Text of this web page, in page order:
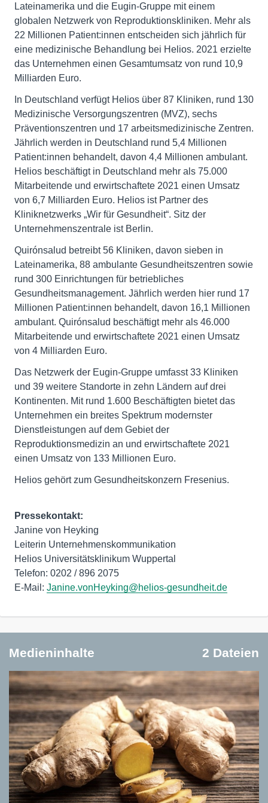
Lateinamerika und die Eugin-Gruppe mit einem
globalen Netzwerk von Reproduktionskliniken. Mehr als
22 Millionen Patient:innen entscheiden sich jährlich für
eine medizinische Behandlung bei Helios. 2021 erzielte
das Unternehmen einen Gesamtumsatz von rund 10,9
Milliarden Euro.
In Deutschland verfügt Helios über 87 Kliniken, rund 130
Medizinische Versorgungszentren (MVZ), sechs
Präventionszentren und 17 arbeitsmedizinische Zentren.
Jährlich werden in Deutschland rund 5,4 Millionen
Patient:innen behandelt, davon 4,4 Millionen ambulant.
Helios beschäftigt in Deutschland mehr als 75.000
Mitarbeitende und erwirtschaftete 2021 einen Umsatz
von 6,7 Milliarden Euro. Helios ist Partner des
Kliniknetzwerks „Wir für Gesundheit“. Sitz der
Unternehmenszentrale ist Berlin.
Quirónsalud betreibt 56 Kliniken, davon sieben in
Lateinamerika, 88 ambulante Gesundheitszentren sowie
rund 300 Einrichtungen für betriebliches
Gesundheitsmanagement. Jährlich werden hier rund 17
Millionen Patient:innen behandelt, davon 16,1 Millionen
ambulant. Quirónsalud beschäftigt mehr als 46.000
Mitarbeitende und erwirtschaftete 2021 einen Umsatz
von 4 Milliarden Euro.
Das Netzwerk der Eugin-Gruppe umfasst 33 Kliniken
und 39 weitere Standorte in zehn Ländern auf drei
Kontinenten. Mit rund 1.600 Beschäftigten bietet das
Unternehmen ein breites Spektrum modernster
Dienstleistungen auf dem Gebiet der
Reproduktionsmedizin an und erwirtschaftete 2021
einen Umsatz von 133 Millionen Euro.
Helios gehört zum Gesundheitskonzern Fresenius.
Pressekontakt:
Janine von Heyking
Leiterin Unternehmenskommunikation
Helios Universitätsklinikum Wuppertal
Telefon: 0202 / 896 2075
E-Mail: Janine.vonHeyking@helios-gesundheit.de
Medieninhalte 2 Dateien